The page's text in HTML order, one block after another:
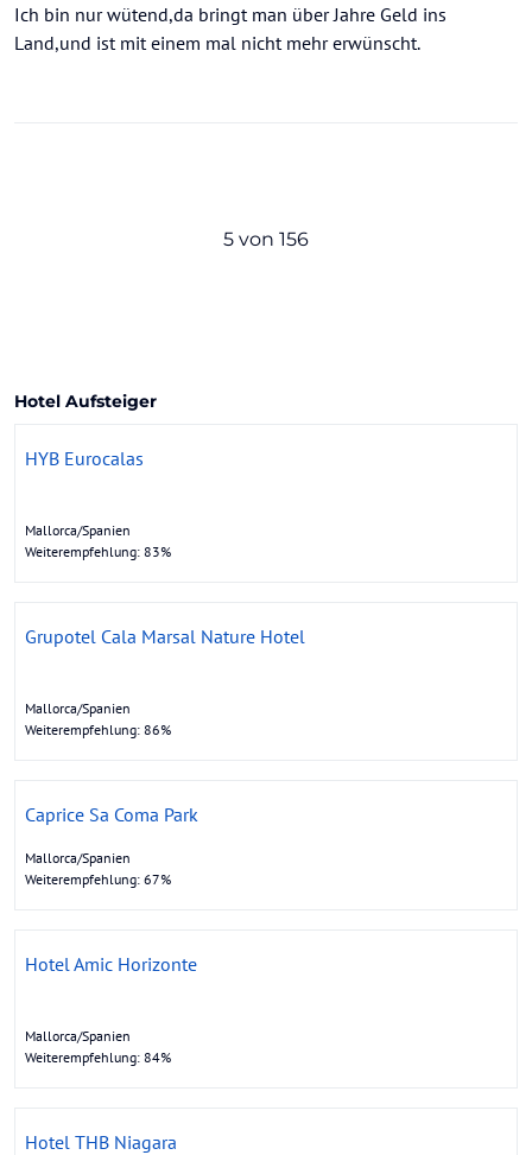
Ich bin nur wütend,da bringt man über Jahre Geld ins
Land,und ist mit einem mal nicht mehr erwünscht.
5 von 156
Hotel Aufsteiger
HYB Eurocalas
Mallorca/Spanien
Weiterempfehlung: 83%
Grupotel Cala Marsal Nature Hotel
Mallorca/Spanien
Weiterempfehlung: 86%
Caprice Sa Coma Park
Mallorca/Spanien
Weiterempfehlung: 67%
Hotel Amic Horizonte
Mallorca/Spanien
Weiterempfehlung: 84%
Hotel THB Niagara